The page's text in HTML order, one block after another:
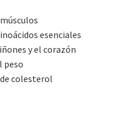
esenciales
y el corazón
peso
colesterol